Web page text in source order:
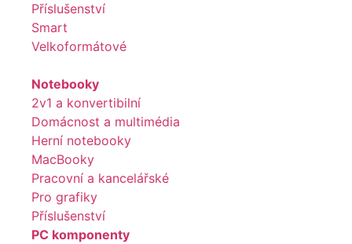
Příslušenství
Smart
Velkoformátové
Notebooky
2v1 a konvertibilní
Domácnost a multimédia
Herní notebooky
MacBooky
Pracovní a kancelářské
Pro grafiky
Příslušenství
PC komponenty